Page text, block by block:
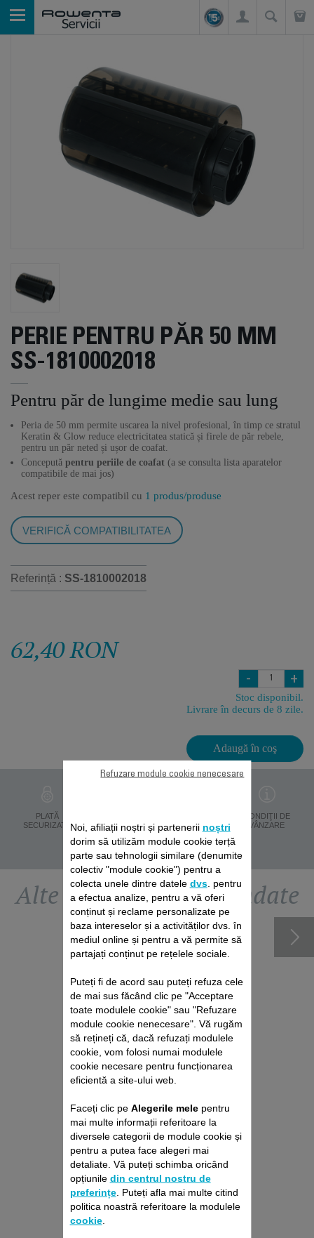
PERIE PENTRU PĂR 50 MM
SS-1810002018
Pentru păr de lungime medie sau lung
Peria de 50 mm permite uscarea la nivel profesional, în timp ce stratul
Keratin & Glow reduce electricitatea statică și firele de păr rebele,
pentru un păr neted și ușor de coafat.
Concepută pentru periile de coafat (a se consulta lista aparatelor
compatibile de mai jos)
Acest reper este compatibil cu 1 produs/produse
VERIFICĂ COMPATIBILITATEA
Referință : SS-1810002018
62,40 RON
- +
Stoc disponibil.
Livrare în decurs de 8 zile.
Adaugă în coş
PLATĂ
SECURIZATĂ
DATELOR
PERSONALE
CONDIŢII DE
VÂNZARE
Alte accesorii recomandate
PERIE PENTRU PĂR
40 MM SS-1810002019
Pentru păr scurt și breton
Stoc disponibil.
62,40 RON
Adaugă în coş
Noi, afiliații noștri și partenerii noștri
dorim să utilizăm module cookie terță
parte sau tehnologii similare (denumite
colectiv "module cookie") pentru a
colecta unele dintre datele dvs. pentru
a efectua analize, pentru a vă oferi
conținut și reclame personalizate pe
baza intereselor și a activităților dvs. în
mediul online și pentru a vă permite să
partajați conținut pe rețelele sociale.
Puteți fi de acord sau puteți refuza cele
de mai sus făcând clic pe "Acceptare
toate modulele cookie" sau "Refuzare
module cookie nenecesare". Vă rugăm
să rețineți că, dacă refuzați modulele
cookie, vom folosi numai modulele
cookie necesare pentru funcționarea
eficientă a site-ului web.
Faceți clic pe Alegerile melepentru
mai multe informații referitoare la
diversele categorii de module cookie și
pentru a putea face alegeri mai
detaliate. Vă puteți schimba oricând
opțiunile din centrul nostru de
preferințe. Puteți afla mai multe citind
politica noastră referitoare la modulele
cookie.
Refuzare module cookie nenecesare